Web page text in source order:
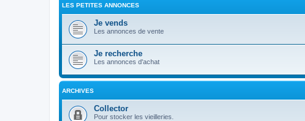
LES PETITES ANNONCES
Je vends
Les annonces de vente
Je recherche
Les annonces d'achat
ARCHIVES
Collector
Pour stocker les vieilleries.